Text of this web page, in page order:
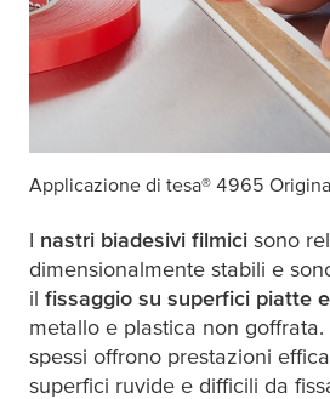
Applicazione di tesa® 4965
I nastri biadesivi filmici sono
dimensionalmente stabili e
il fissaggio su superfici piatte
metallo e plastica non goffrata.
spessi offrono prestazioni
superfici ruvide e difficili da